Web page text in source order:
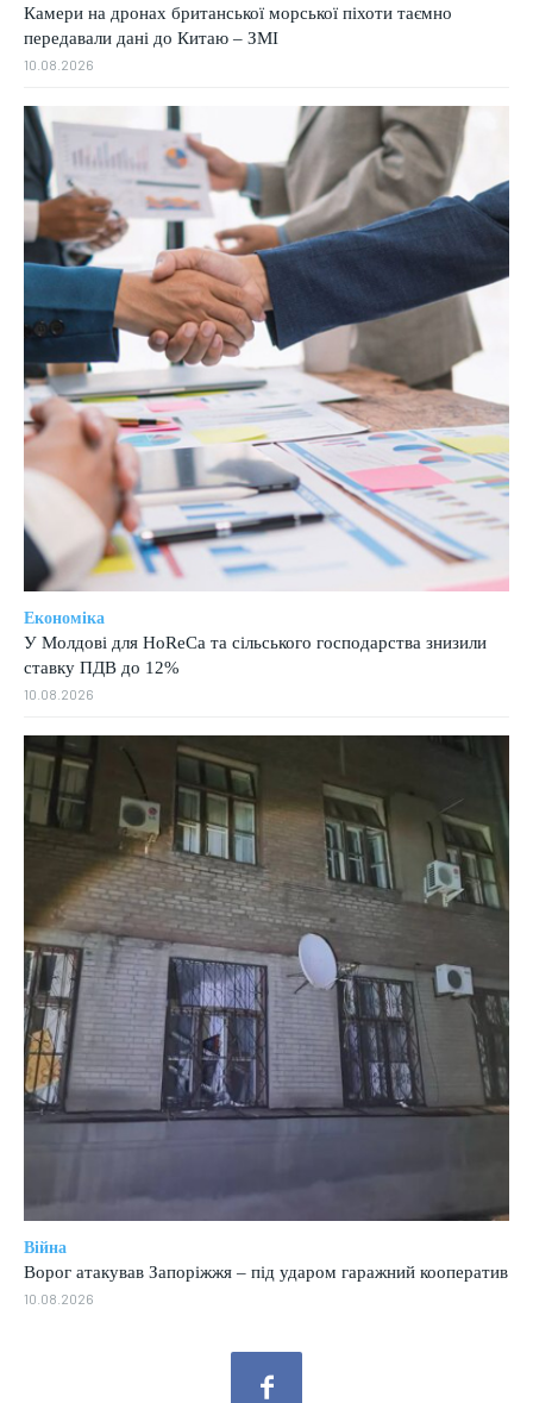
Камери на дронах британської морської піхоти таємно
передавали дані до Китаю – ЗМІ
10.08.2026
Економіка
У Молдові для HoReCa та сільського господарства знизили
ставку ПДВ до 12%
10.08.2026
Війна
Ворог атакував Запоріжжя – під ударом гаражний кооператив
10.08.2026